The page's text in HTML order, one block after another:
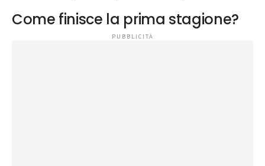
Come finisce la prima stagione?